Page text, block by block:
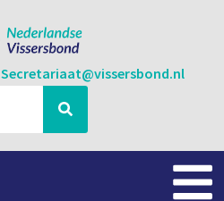
Secretariaat@vissersbond.nl